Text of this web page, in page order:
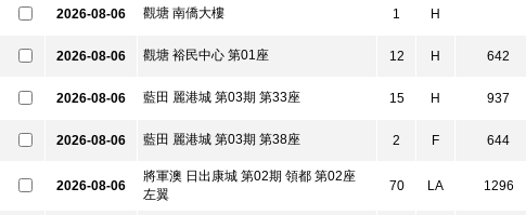
2026-08-06 觀塘 南僑大樓 1 H
2026-08-06 觀塘 裕民中心 第01座 12 H 642
2026-08-06 藍田 麗港城 第03期 第33座 15 H 937
2026-08-06 藍田 麗港城 第03期 第38座 2 F 644
2026-08-06
將軍澳 日出康城 第02期 領都 第02座
左翼
70 LA 1296